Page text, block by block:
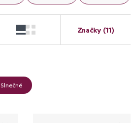
Značky (11)
Slnečné